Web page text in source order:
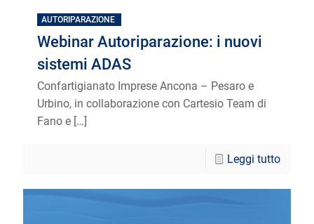
AUTORIPARAZIONE
Webinar Autoriparazione: i nuovi
sistemi ADAS
Confartigianato Imprese Ancona – Pesaro e
Urbino, in collaborazione con Cartesio Team di
Fano e […]
Leggi tutto